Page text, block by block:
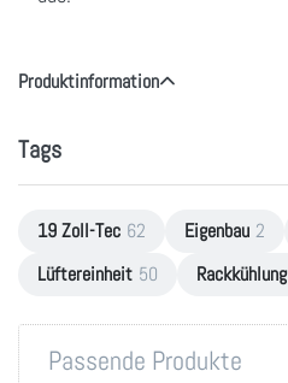
Produktinformation
Tags
19 Zoll-Tec 62 Eigenbau 2
Lüftereinheit 50 Rackkühlung
Passende Produkte